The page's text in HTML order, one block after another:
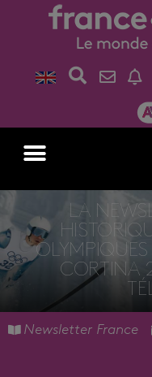
LA
CORTINA
Newsletter France